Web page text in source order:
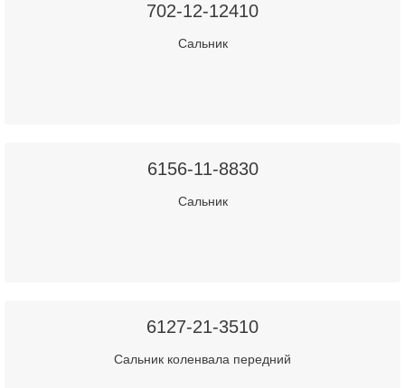
702-12-12410
Сальник
6156-11-8830
Сальник
6127-21-3510
Сальник коленвала передний